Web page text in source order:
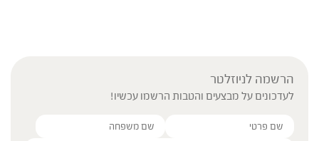
הרשמה לניוזלטר
לעדכונים על מבצעים והטבות הרשמו עכשיו!